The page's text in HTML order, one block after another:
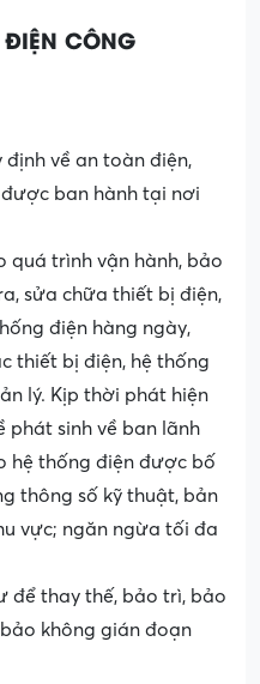
ĐIỆN CÔNG
định về an toàn điện,
ban hành tại nơi
quá trình vận hành, bảo
sửa chữa thiết bị điện,
điện hàng ngày,
thiết bị điện, hệ thống
lý. Kịp thời phát hiện
phát sinh về ban lãnh
hệ thống điện được bố
thông số kỹ thuật, bản
vực; ngăn ngừa tối đa
để thay thế, bảo trì, bảo
không gián đoạn